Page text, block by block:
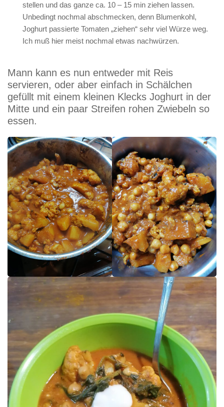
stellen und das ganze ca. 10 – 15 min ziehen lassen.
Unbedingt nochmal abschmecken, denn Blumenkohl,
Joghurt passierte Tomaten „ziehen“ sehr viel Würze weg.
Ich muß hier meist nochmal etwas nachwürzen.
Mann kann es nun entweder mit Reis
servieren, oder aber einfach in Schälchen
gefüllt mit einem kleinen Klecks Joghurt in der
Mitte und ein paar Streifen rohen Zwiebeln so
essen.